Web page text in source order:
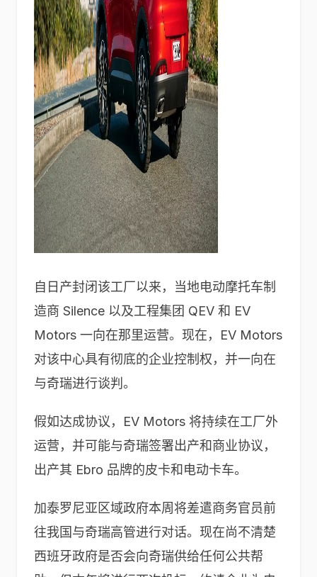
自日产封闭该工厂以来，当地电动摩托车制
造商 Silence 以及工程集团 QEV 和 EV
Motors 一向在那里运营。现在，EV Motors
对该中心具有彻底的企业控制权，并一向在
与奇瑞进行谈判。
假如达成协议，EV Motors 将持续在工厂外
运营，并可能与奇瑞签署出产和商业协议，
出产其 Ebro 品牌的皮卡和电动卡车。
加泰罗尼亚区域政府本周将差遣商务官员前
往我国与奇瑞高管进行对话。现在尚不清楚
西班牙政府是否会向奇瑞供给任何公共帮